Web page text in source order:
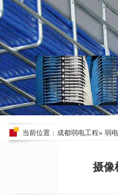
当前位置： 成都弱电工程» 弱
摄像